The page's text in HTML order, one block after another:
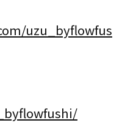
uzu_byflowfus